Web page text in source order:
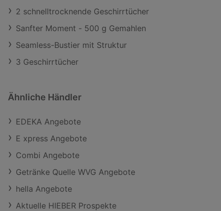
2 schnelltrocknende Geschirrtücher
Sanfter Moment - 500 g Gemahlen
Seamless-Bustier mit Struktur
3 Geschirrtücher
Ähnliche Händler
EDEKA Angebote
E xpress Angebote
Combi Angebote
Getränke Quelle WVG Angebote
hella Angebote
Aktuelle HIEBER Prospekte